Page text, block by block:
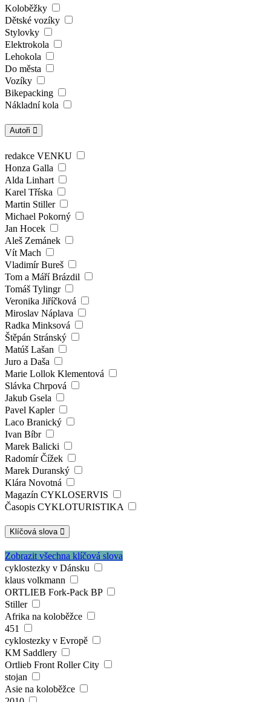
Koloběžky
Dětské vozíky
Stylovky
Elektrokola
Lehokola
Do města
Vozíky
Bikepacking
Nákladní kola
Autoři
redakce VENKU
Honza Galla
Alda Linhart
Karel Tříska
Martin Stiller
Michael Pokorný
Jan Hocek
Aleš Zemánek
Vít Mach
Vladimír Bureš
Tom a Máří Brázdil
Tomáš Tylingr
Veronika Jiříčková
Miroslav Náplava
Radka Minksová
Štěpán Stránský
Matúš Lašan
Juro a Daša
Marie Lollok Klementová
Slávka Chrpová
Jakub Gsela
Pavel Kapler
Laco Branický
Ivan Bíbr
Marek Balicki
Radomír Čížek
Marek Duranský
Klára Novotná
Magazín CYKLOSERVIS
Časopis CYKLOTURISTIKA
Klíčová slova
Zobrazit všechna klíčová slova
cyklostezky v Dánsku
klaus volkmann
ORTLIEB Fork-Pack BP
Stiller
Afrika na koloběžce
451
cyklostezky v Evropě
KM Saddlery
Ortlieb Front Roller City
stojan
Asie na koloběžce